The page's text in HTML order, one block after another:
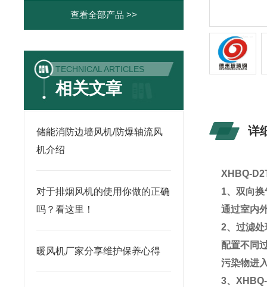
查看全部产品 >>
TECHNICAL ARTICLES
相关文章
储能消防边墙风机/防爆轴流风
机介绍
对于排烟风机的使用你做的正确
吗？看这里！
暖风机厂家分享维护保养心得
详
XHBQ-
1、双向换
通过室内
2、过滤处
配置不同
污染物进
3、